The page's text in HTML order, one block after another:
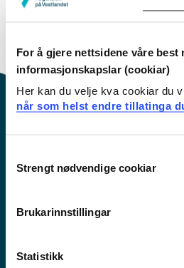
For å gjere nettsidene våre best
informasjonskapslar (cookiar)
Her kan du velje kva cookiar du
når som helst endre tillatinga
Selection
Strengt nødvendige cookiar
Brukarinnstillingar
Statistikk
søke opp
engelsk emneplan ved å klikke